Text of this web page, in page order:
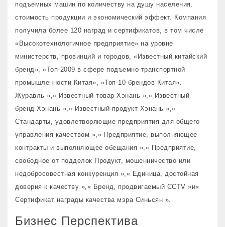
подъемных машин по количеству на душу населения.
стоимость продукции и экономический эффект. Компания
получила более 120 наград и сертификатов, в том числе
«Высокотехнологичное предприятие» на уровне
министерств, провинций и городов, «Известный китайский
бренд», «Топ-2009 в сфере подъемно-транспортной
промышленности Китая», «Топ-10 брендов Китая».
Журавль »,« Известный товар Хэнань »,« Известный
бренд Хэнань »,« Известный продукт Хэнань »,«
Стандарты, удовлетворяющие предприятия для общего
управления качеством »,« Предприятие, выполняющее
контракты и выполняющее обещания »,« Предприятие,
свободное от подделок Продукт, мошенничество или
недобросовестная конкуренция »,« Единица, достойная
доверия к качеству »,« Бренд, продвигаемый CCTV »и«
Сертификат награды качества мэра Синьсян ».
Бизнес Перспектива